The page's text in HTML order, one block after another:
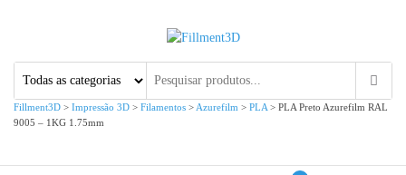
Fillment3D
Fillment3D > Impressão 3D > Filamentos > Azurefilm > PLA > PLA Preto Azurefilm RAL
9005 – 1KG 1.75mm